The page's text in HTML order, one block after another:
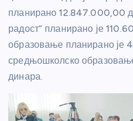
планирано 12.847.000,00
радост” планирано је
образовање планирано је
средњошколско
динара.